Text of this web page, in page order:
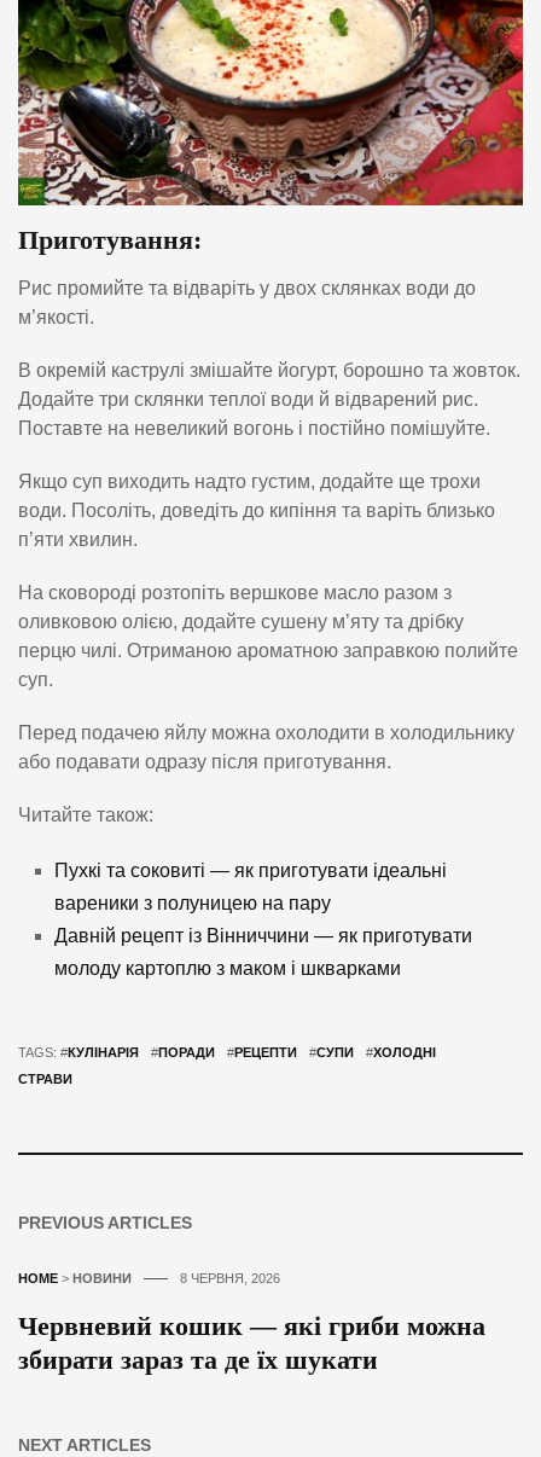
Приготування:
Рис промийте та відваріть у двох склянках води до
м’якості.
В окремій каструлі змішайте йогурт, борошно та жовток.
Додайте три склянки теплої води й відварений рис.
Поставте на невеликий вогонь і постійно помішуйте.
Якщо суп виходить надто густим, додайте ще трохи
води. Посоліть, доведіть до кипіння та варіть близько
п’яти хвилин.
На сковороді розтопіть вершкове масло разом з
оливковою олією, додайте сушену м’яту та дрібку
перцю чилі. Отриманою ароматною заправкою полийте
суп.
Перед подачею яйлу можна охолодити в холодильнику
або подавати одразу після приготування.
Читайте також:
Пухкі та соковиті — як приготувати ідеальні
вареники з полуницею на пару
Давній рецепт із Вінниччини — як приготувати
молоду картоплю з маком і шкварками
TAGS: #КУЛІНАРІЯ #ПОРАДИ #РЕЦЕПТИ #СУПИ #ХОЛОДНІ
СТРАВИ
PREVIOUS ARTICLES
HOME > НОВИНИ 8 ЧЕРВНЯ, 2026
Червневий кошик — які гриби можна
збирати зараз та де їх шукати
NEXT ARTICLES